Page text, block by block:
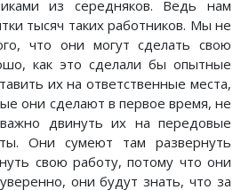
из середняков. Ведь нам
тысяч таких работников. Мы не
что они могут сделать свою
как это сделали бы опытные
их на ответственные места,
они сделают в первое время, не
двинуть их на передовые
Они сумеют там развернуть
свою работу, потому что они
они будут знать, что за